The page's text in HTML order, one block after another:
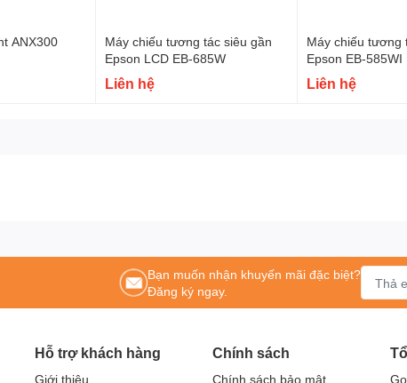
ANX300
Máy chiếu tương tác siêu gần
Epson LCD EB-685W
Liên hệ
Máy chiếu tương
Epson EB-585WI
Liên hệ
Bạn muốn nhận khuyến mãi đặc biệt?
Đăng ký ngay.
Hỗ trợ khách hàng
Giới thiệu
Chính sách
Chính sách bảo mật